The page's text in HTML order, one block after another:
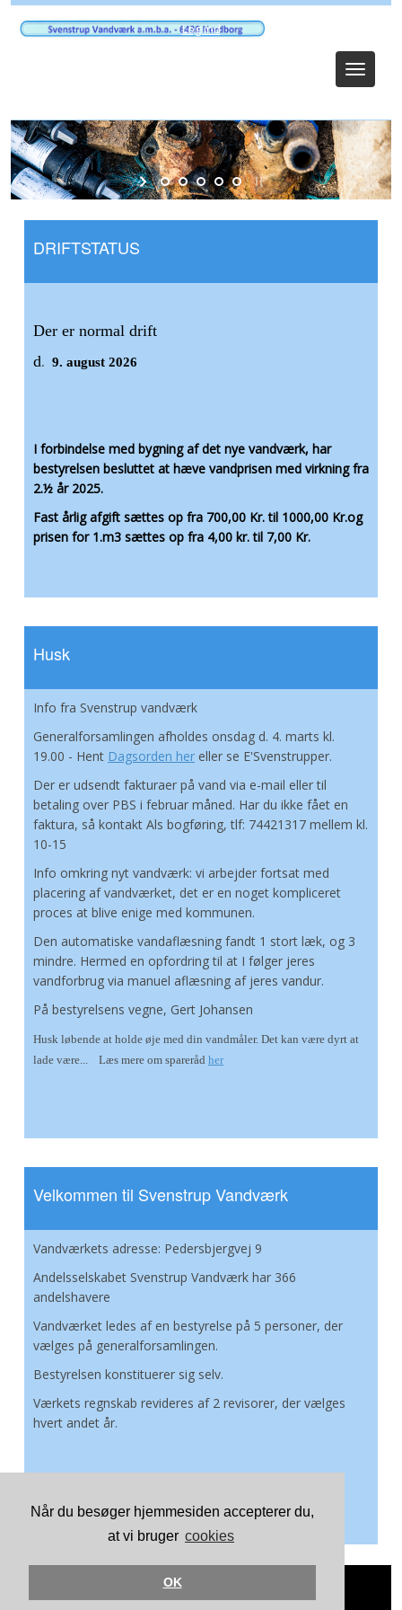
Når du besøger hjemmesiden accepterer du,
at vi bruger cookies
OK
Log ind
Toggle
DRIFTSTATUS
Der er normal drift
d. 9. august 2026
I forbindelse med bygning af det nye vandværk, har
bestyrelsen besluttet at hæve vandprisen med virkning fra
2.½ år 2025.
Fast årlig afgift sættes op fra 700,00 Kr. til 1000,00 Kr.og
prisen for 1.m3 sættes op fra 4,00 kr. til 7,00 Kr.
Husk
Info fra Svenstrup vandværk
Generalforsamlingen afholdes onsdag d. 4. marts kl.
19.00 - Hent Dagsorden her eller se E'Svenstrupper.
Der er udsendt fakturaer på vand via e-mail eller til
betaling over PBS i februar måned. Har du ikke fået en
faktura, så kontakt Als bogføring, tlf: 74421317 mellem kl.
10-15
Info omkring nyt vandværk: vi arbejder fortsat med
placering af vandværket, det er en noget kompliceret
proces at blive enige med kommunen.
Den automatiske vandaflæsning fandt 1 stort læk, og 3
mindre. Hermed en opfordring til at I følger jeres
vandforbrug via manuel aflæsning af jeres vandur.
På bestyrelsens vegne, Gert Johansen
Husk løbende at holde øje med din vandmåler. Det kan være dyrt at
lade være... Læs mere om spareråd her
Velkommen til Svenstrup Vandværk
Vandværkets adresse: Pedersbjergvej 9
Andelsselskabet Svenstrup Vandværk har 366
andelshavere
Vandværket ledes af en bestyrelse på 5 personer, der
vælges på generalforsamlingen.
Bestyrelsen konstituerer sig selv.
Værkets regnskab revideres af 2 revisorer, der vælges
hvert andet år.